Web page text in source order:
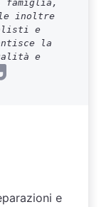
famiglia,
inoltre
e
la
e
e